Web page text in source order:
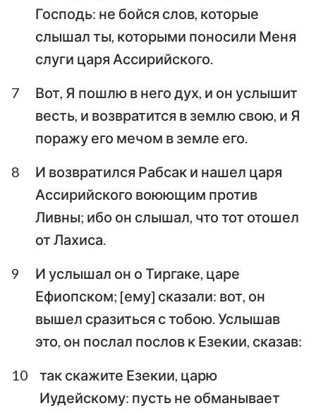
Господь: не бойся слов, которые
слышал ты, которыми поносили Меня
слуги царя Ассирийского.
7
Вот, Я пошлю в него дух, и он услышит
весть, и возвратится в землю свою, и Я
поражу его мечом в земле его.
8
И возвратился Рабсак и нашел царя
Ассирийского воюющим против
Ливны; ибо он слышал, что тот отошел
от Лахиса.
9
И услышал он о Тиргаке, царе
Ефиопском; [ему] сказали: вот, он
вышел сразиться с тобою. Услышав
это, он послал послов к Езекии, сказав:
10
так скажите Езекии, царю
Иудейскому: пусть не обманывает